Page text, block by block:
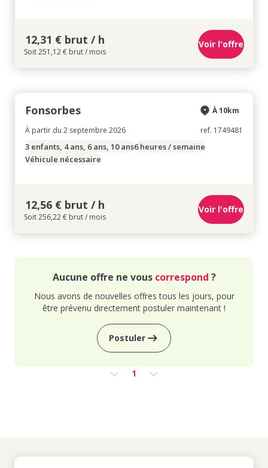
12,31 € brut / h
Soit 251,12 € brut / mois
Voir l'offre
Fonsorbes
À partir du 2 septembre 2026
À 10km
ref. 1749481
3 enfants, 4 ans, 6 ans, 10 ans6 heures / semaine
Véhicule nécessaire
12,56 € brut / h
Soit 256,22 € brut / mois
Voir l'offre
Aucune offre ne vous correspond ?
Nous avons de nouvelles offres tous les jours, pour
être prévenu directement postuler maintenant !
Postuler
1